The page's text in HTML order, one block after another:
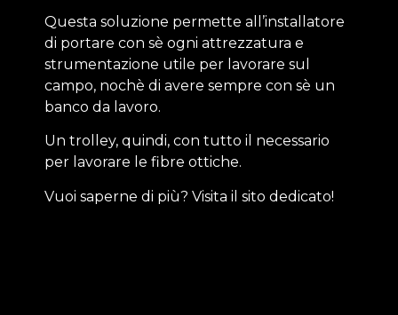
Questa soluzione permette all’installatore
di portare con sè ogni attrezzatura e
strumentazione utile per lavorare sul
campo, nochè di avere sempre con sè un
banco da lavoro.
Un trolley, quindi, con tutto il necessario
per lavorare le fibre ottiche.
Vuoi saperne di più? Visita il sito dedicato!